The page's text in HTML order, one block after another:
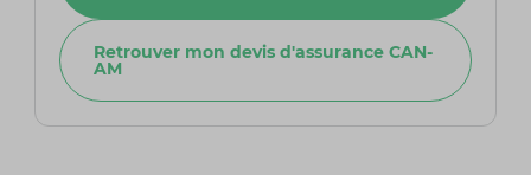
Retrouver mon devis d'assurance CAN-
AM